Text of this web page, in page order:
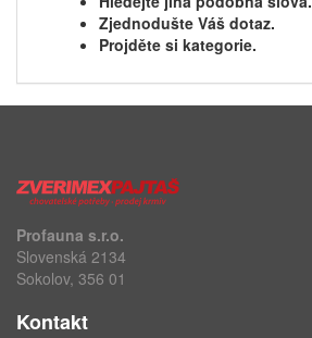
Zjednodušte Váš dotaz.
Projděte si kategorie.
Profauna s.r.o.
Slovenská 2134
Sokolov, 356 01
Kontakt